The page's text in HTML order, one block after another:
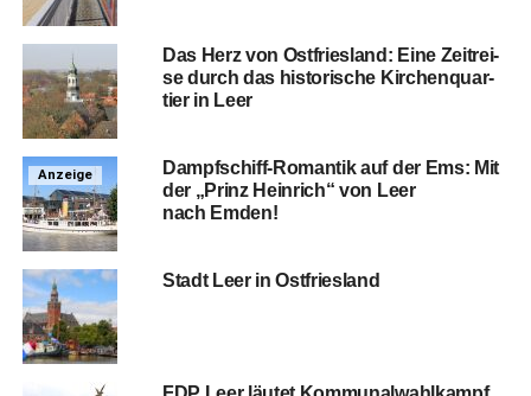
Das Herz von Ost­fries­land: Eine Zeit­rei­
se durch das his­to­ri­sche Kir­chen­quar­
tier in Leer
Anzeige
Dampf­schiff-Roman­tik auf der Ems: Mit
der „Prinz Hein­rich“ von Leer
nach Emden!
Stadt Leer in Ostfriesland